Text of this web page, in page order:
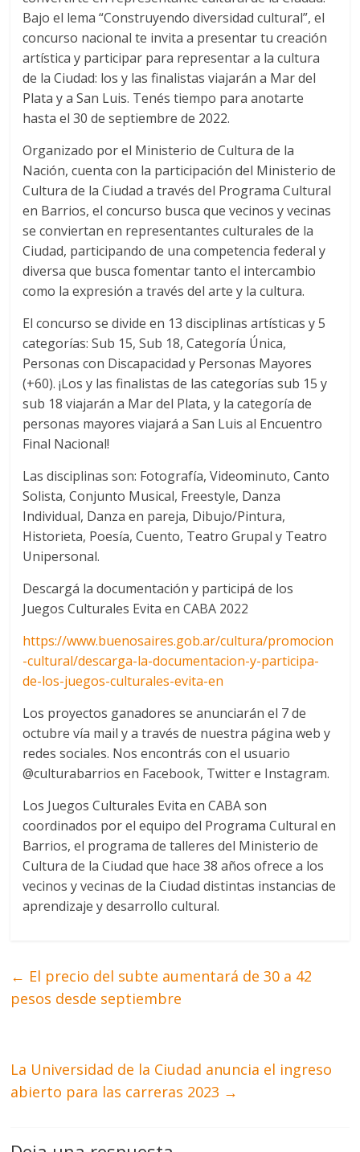
Bajo el lema “Construyendo diversidad cultural”, el
concurso nacional te invita a presentar tu creación
artística y participar para representar a la cultura
de la Ciudad: los y las finalistas viajarán a Mar del
Plata y a San Luis. Tenés tiempo para anotarte
hasta el 30 de septiembre de 2022.
Organizado por el Ministerio de Cultura de la
Nación, cuenta con la participación del Ministerio de
Cultura de la Ciudad a través del Programa Cultural
en Barrios, el concurso busca que vecinos y vecinas
se conviertan en representantes culturales de la
Ciudad, participando de una competencia federal y
diversa que busca fomentar tanto el intercambio
como la expresión a través del arte y la cultura.
El concurso se divide en 13 disciplinas artísticas y 5
categorías: Sub 15, Sub 18, Categoría Única,
Personas con Discapacidad y Personas Mayores
(+60). ¡Los y las finalistas de las categorías sub 15 y
sub 18 viajarán a Mar del Plata, y la categoría de
personas mayores viajará a San Luis al Encuentro
Final Nacional!
Las disciplinas son: Fotografía, Videominuto, Canto
Solista, Conjunto Musical, Freestyle, Danza
Individual, Danza en pareja, Dibujo/Pintura,
Historieta, Poesía, Cuento, Teatro Grupal y Teatro
Unipersonal.
Descargá la documentación y participá de los
Juegos Culturales Evita en CABA 2022
https://www.buenosaires.gob.ar/cultura/promocion
-cultural/descarga-la-documentacion-y-participa-
de-los-juegos-culturales-evita-en
Los proyectos ganadores se anunciarán el 7 de
octubre vía mail y a través de nuestra página web y
redes sociales. Nos encontrás con el usuario
@culturabarrios en Facebook, Twitter e Instagram.
Los Juegos Culturales Evita en CABA son
coordinados por el equipo del Programa Cultural en
Barrios, el programa de talleres del Ministerio de
Cultura de la Ciudad que hace 38 años ofrece a los
vecinos y vecinas de la Ciudad distintas instancias de
aprendizaje y desarrollo cultural.
← El precio del subte aumentará de 30 a 42
pesos desde septiembre
La Universidad de la Ciudad anuncia el ingreso
abierto para las carreras 2023 →